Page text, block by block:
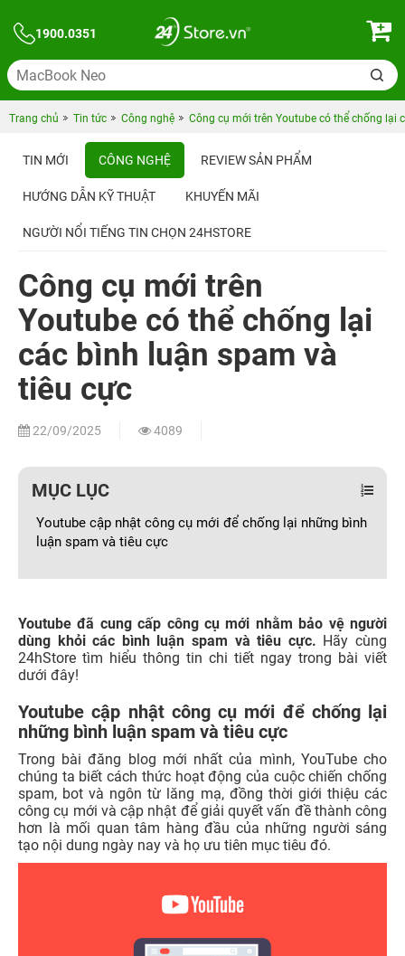
1900.0351
Trang chủ Tin tức Công nghệ Công cụ mới trên Youtube có thể chống lại
TIN MỚI CÔNG NGHỆ REVIEW SẢN PHẨM
HƯỚNG DẪN KỸ THUẬT KHUYẾN MÃI
NGƯỜI NỔI TIẾNG TIN CHỌN 24HSTORE
Công cụ mới trên
Youtube có thể chống lại
các bình luận spam và
tiêu cực
22/09/2025 4089
MỤC LỤC
Youtube cập nhật công cụ mới để chống lại những bình
luận spam và tiêu cực
Youtube đã cung cấp công cụ mới nhằm bảo vệ người
dùng khỏi các bình luận spam và tiêu cực. Hãy cùng
24hStore tìm hiểu thông tin chi tiết ngay trong bài viết
dưới đây!
Youtube cập nhật công cụ mới để chống lại
những bình luận spam và tiêu cực
Trong bài đăng blog mới nhất của mình, YouTube cho
chúng ta biết cách thức hoạt động của cuộc chiến chống
spam, bot và ngôn từ lăng mạ, đồng thời giới thiệu các
công cụ mới và cập nhật để giải quyết vấn đề thành công
hơn là mối quan tâm hàng đầu của những người sáng
tạo nội dung ngày nay và họ ưu tiên mục tiêu đó.